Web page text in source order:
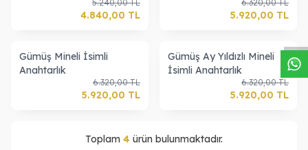
WhasappDesteHatt
5.240,00TL
4.840,00 TL
6.320,00TL
5.920,00 TL
Gümüş Mineli İsimli
Anahtarlık
6.320,00TL
5.920,00 TL
Gümüş Ay Yıldızlı Mineli
İsimli Anahtarlık
6.320,00TL
5.920,00 TL
Toplam 4 ürün bulunmaktadır.